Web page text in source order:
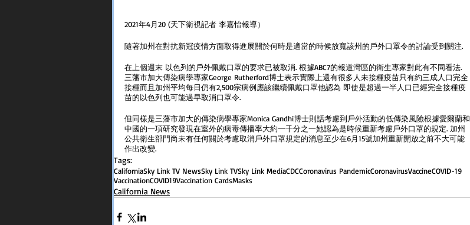
2021年4月20 (天下衛視記者 李嘉怡報導）
隨著加州在對抗新冠疫情方面取得進展關於何時是適當的時候放寬該州的戶外口罩令的討論受到關注.
在上個週末 以色列的戶外佩戴口罩的要求已被取消. 根據ABC7的報道灣區的衛生專家對此有不同看法.
三藩市加大傳染病學專家George Rutherford博士表示實際上還有很多人未接種疫苗只有約三成人口完全
接種而且加州平均每日仍有2,500宗病例應該繼續佩戴口罩他認為 即使是超過一半人口已經完全接種疫
苗的以色列也可能過早取消口罩令.
但同樣是三藩市加大的傳染病學專家Monica Gandhi博士則話考慮到戶外活動的低傳染風險根據愛爾蘭和
中國的一項研究發現在室外的病毒傳播率大約一千分之一她認為是時候重新考慮戶外口罩的規定. 加州
公共衛生部門尚未有任何關於考慮取消戶外口罩規定的消息至少在6月15號加州重新開放之前不大可能
作出改變.
Tags:
CaliforniaSky Link TV NewsSky Link TVSky Link MediaCDCCoronavirus PandemicCoronavirusVaccineCOVID-19
VaccinationCOVID19Vaccination CardsMasks
California News